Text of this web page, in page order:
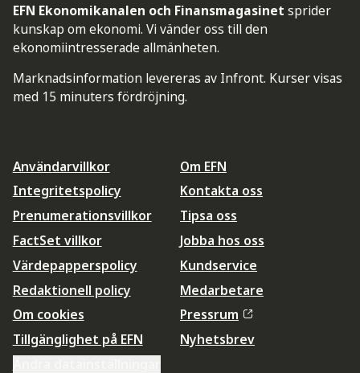
EFN Ekonomikanalen och Finansmagasinet sprider
kunskap om ekonomi. Vi vänder oss till den
ekonomiintresserade allmänheten.
Marknadsinformation levereras av Infront. Kurser visas
med 15 minuters fördröjning.
Användarvillkor
Integritetspolicy
Prenumerationsvillkor
FactSet villkor
Värdepapperspolicy
Redaktionell policy
Om cookies
Tillgänglighet på EFN
Om EFN
Kontakta oss
Tipsa oss
Jobba hos oss
Kundservice
Medarbetare
Pressrum
Nyhetsbrev